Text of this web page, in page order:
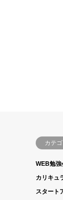
カテ
WEB勉強
カリキュ
スタート